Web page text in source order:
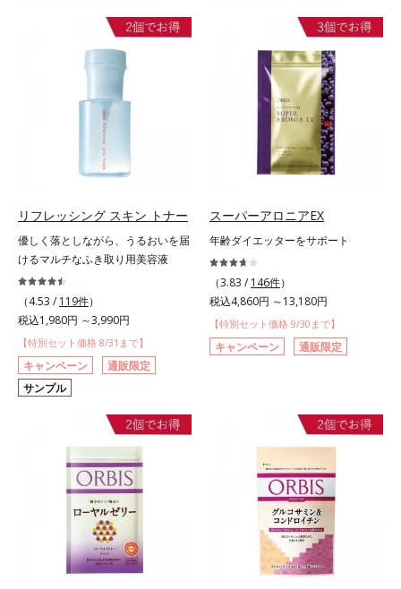
リフレッシング スキン トナー
優しく落としながら、うるおいを届
けるマルチなふき取り用美容液
（4.53 / 119件）
税込1,980円 ～3,990円
【特別セット価格 8/31まで】
キャンペーン
通販限定
サンプル
スーパーアロニアEX
年齢ダイエッターをサポート
（3.83 / 146件）
税込4,860円 ～13,180円
【特別セット価格 9/30まで】
キャンペーン 通販限定